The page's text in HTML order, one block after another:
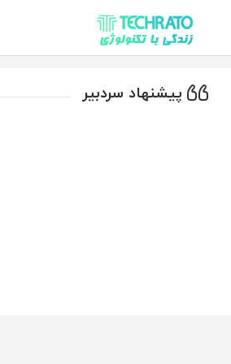
تکراتو – زندگی با تکنولوژی
پیشنهاد سردبیر